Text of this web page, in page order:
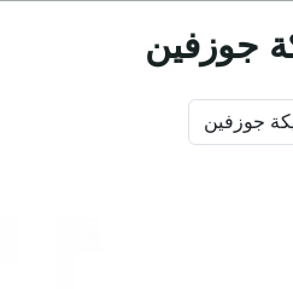
جوزفين